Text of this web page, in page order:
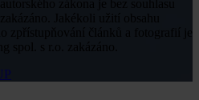
zpřístupňování článků a fotografií je